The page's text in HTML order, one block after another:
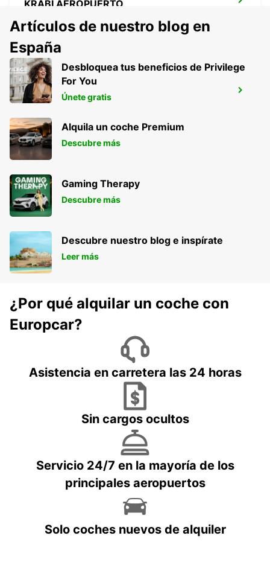
KRABI AEROPUERTO
PHUKET AEROPUERTO INTERNACIONAL
PHUKET - THAILAND
Artículos de nuestro blog en
España
Desbloquea tus beneficios de Privilege
For You
Únete gratis
Alquila un coche Premium
Descubre más
Gaming Therapy
Descubre más
Descubre nuestro blog e inspírate
Leer más
¿Por qué alquilar un coche con
Europcar?
Asistencia en carretera las 24 horas
Sin cargos ocultos
Servicio 24/7 en la mayoría de los
principales aeropuertos
Solo coches nuevos de alquiler